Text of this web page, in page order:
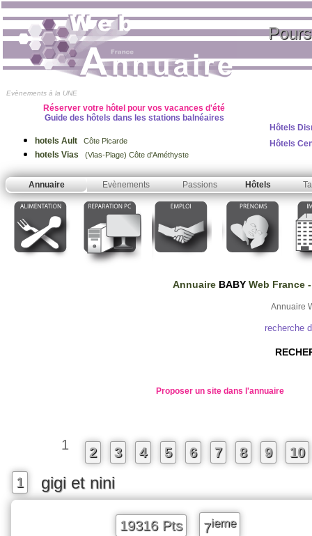
Evènements à la UNE
Réserver votre hôtel pour vos vacances d'été
Guide des hôtels dans les stations balnéaires
hotels Ault Côte Picarde
hotels Vias (Vias-Plage) Côte d'Améthyste
Hôtels
Hôtels
Annuaire Evènements Passions Hôtels
Annuaire BABYWeb France-
Annuaire
recherche
Proposer un site dans l'annuaire
1 2 3 4 5 6 7 8 9
10
1
gigi et nini
19316 Pts 7ieme